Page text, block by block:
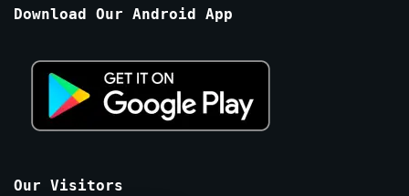
Download Our Android App
Our Visitors